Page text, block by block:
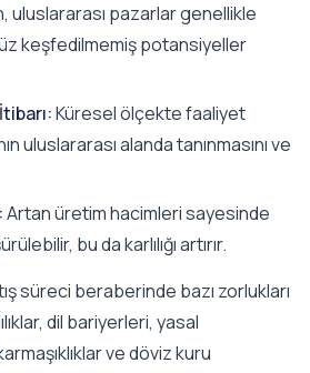
uluslararası pazarlar genellikle
keşfedilmemiş potansiyeller
Küresel ölçekte faaliyet
uluslararası alanda tanınmasını ve
Artan üretim hacimleri sayesinde
bu da karlılığı artırır.
süreci beraberinde bazı zorlukları
dil bariyerleri, yasal
ve döviz kuru